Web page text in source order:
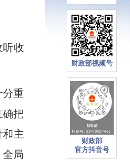
财政部视频号
财政部
官方抖音号
听收
重
确把
和主
局